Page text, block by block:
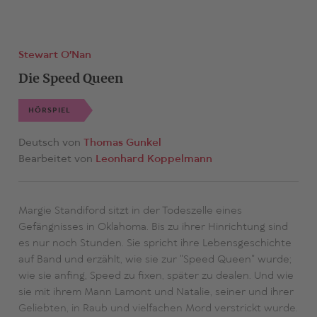
Stewart O′Nan
Die Speed Queen
HÖRSPIEL
Deutsch von Thomas Gunkel
Bearbeitet von Leonhard Koppelmann
Margie Standiford sitzt in der Todeszelle eines
Gefängnisses in Oklahoma. Bis zu ihrer Hinrichtung sind
es nur noch Stunden. Sie spricht ihre Lebensgeschichte
auf Band und erzählt, wie sie zur "Speed Queen" wurde;
wie sie anfing, Speed zu fixen, später zu dealen. Und wie
sie mit ihrem Mann Lamont und Natalie, seiner und ihrer
Geliebten, in Raub und vielfachen Mord verstrickt wurde.